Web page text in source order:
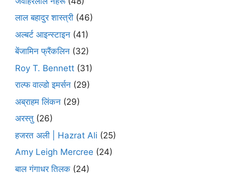
लाल बहादुर शास्त्री (46)
अल्बर्ट आइन्स्टाइन (41)
बेंजामिन फ्रैंकलिन (32)
Roy T. Bennett (31)
राल्फ वाल्डो इमर्सन (29)
अब्राहम लिंकन (29)
अरस्तु (26)
हजरत अली | Hazrat Ali (25)
Amy Leigh Mercree (24)
बाल गंगाधर तिलक (24)